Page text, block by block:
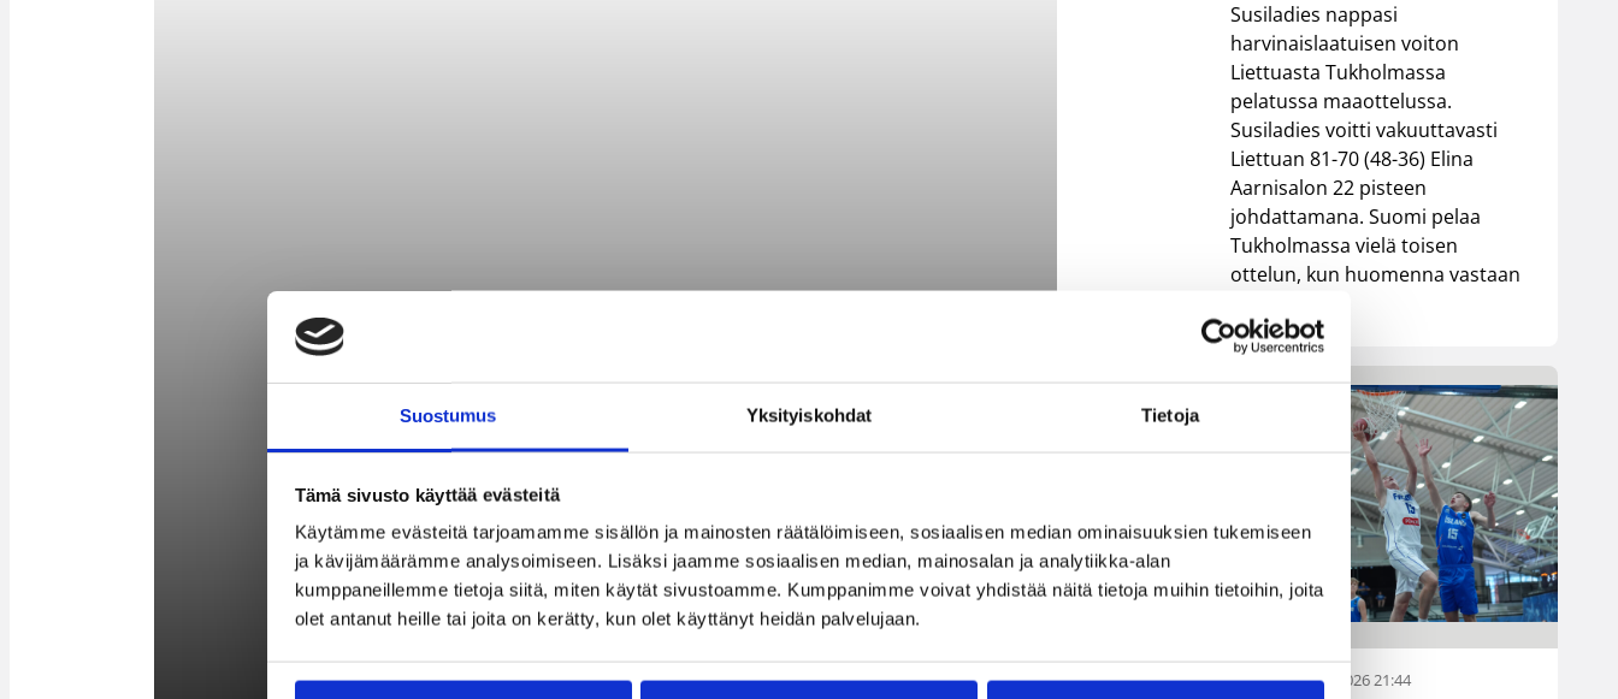
Suostumus Yksityiskohdat Tietoja
Tämä sivusto käyttää evästeitä
Käytämme evästeitä tarjoamamme sisällön ja mainosten räätälöimiseen, sosiaalisen median ominaisuuksien tukemiseen
ja kävijämäärämme analysoimiseen. Lisäksi jaamme sosiaalisen median, mainosalan ja analytiikka-alan
kumppaneillemme tietoja siitä, miten käytät sivustoamme. Kumppanimme voivat yhdistää näitä tietoja muihin tietoihin, joita
olet antanut heille tai joita on kerätty, kun olet käyttänyt heidän palvelujaan.
Susiladies nappasi
harvinaislaatuisen voiton
Liettuasta Tukholmassa
pelatussa maaottelussa.
Susiladies voitti vakuuttavasti
Liettuan 81-70 (48-36) Elina
Aarnisalon 22 pisteen
johdattamana. Suomi pelaa
Tukholmassa vielä toisen
ottelun, kun huomenna vastaan
MU15 06.08.2026 21:44